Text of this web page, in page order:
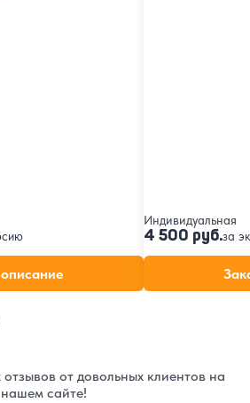
Индивидуальная
4 500 руб.за
от довольных клиентов на
нашем сайте!